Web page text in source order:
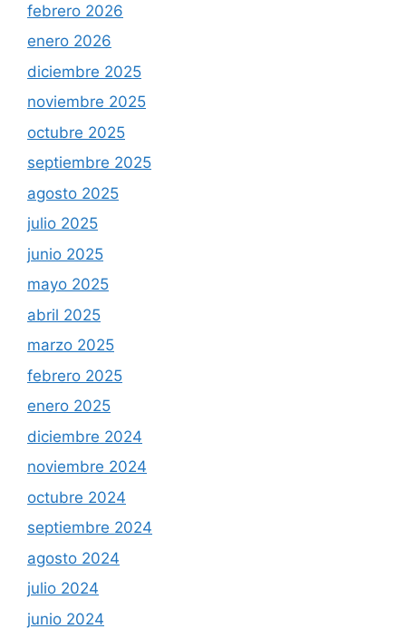
febrero 2026
enero 2026
diciembre 2025
noviembre 2025
octubre 2025
septiembre 2025
agosto 2025
julio 2025
junio 2025
mayo 2025
abril 2025
marzo 2025
febrero 2025
enero 2025
diciembre 2024
noviembre 2024
octubre 2024
septiembre 2024
agosto 2024
julio 2024
junio 2024